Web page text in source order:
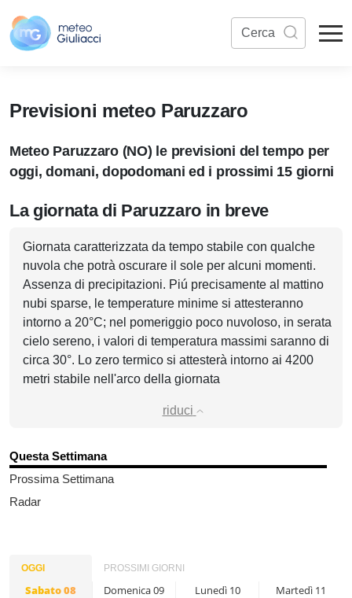
Previsioni meteo Paruzzaro
Meteo Paruzzaro (NO) le previsioni del tempo per
oggi, domani, dopodomani ed i prossimi 15 giorni
La giornata di Paruzzaro in breve
Giornata caratterizzata da tempo stabile con qualche
nuvola che potrà oscurare il sole per alcuni momenti.
Assenza di precipitazioni. Piú precisamente al mattino
nubi sparse, le temperature minime si attesteranno
intorno a 20°C; nel pomeriggio poco nuvoloso, in serata
cielo sereno, i valori di temperatura massimi saranno di
circa 30°. Lo zero termico si attesterà intorno ai 4200
metri stabile nell'arco della giornata
riduci
Questa Settimana
Prossima Settimana
Radar
OGGI PROSSIMI GIORNI
Sabato 08 Domenica 09 Lunedì 10 Martedì 11